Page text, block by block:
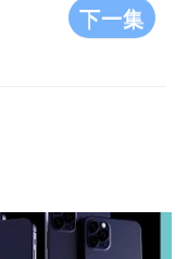
下一集